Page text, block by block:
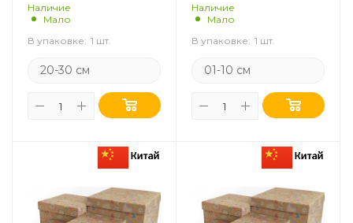
Наличие
Мало
В упаковке: 1 шт.
20-30 см
Наличие
Мало
В упаковке: 1 шт.
01-10 см